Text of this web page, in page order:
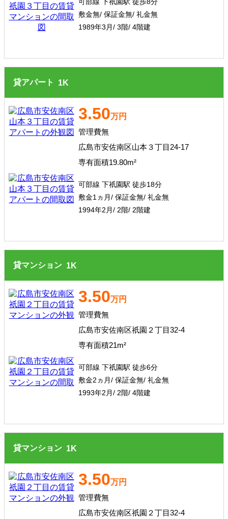
敷金無/ 保証金無/ 礼金無
1989年3月/ 3階/ 4階建
貸アパート 1K
3.50万円
管理費無
広島市安佐南区山本３丁目24-17
専有面積19.80m²
可部線 下祇園駅 徒歩18分
敷金1ヵ月/ 保証金無/ 礼金無
1994年2月/ 2階/ 2階建
貸マンション 1K
3.50万円
管理費無
広島市安佐南区祇園２丁目32-4
専有面積21m²
可部線 下祇園駅 徒歩6分
敷金2ヵ月/ 保証金無/ 礼金無
1993年2月/ 2階/ 4階建
貸マンション 1K
3.50万円
管理費無
広島市安佐南区祇園２丁目32-4